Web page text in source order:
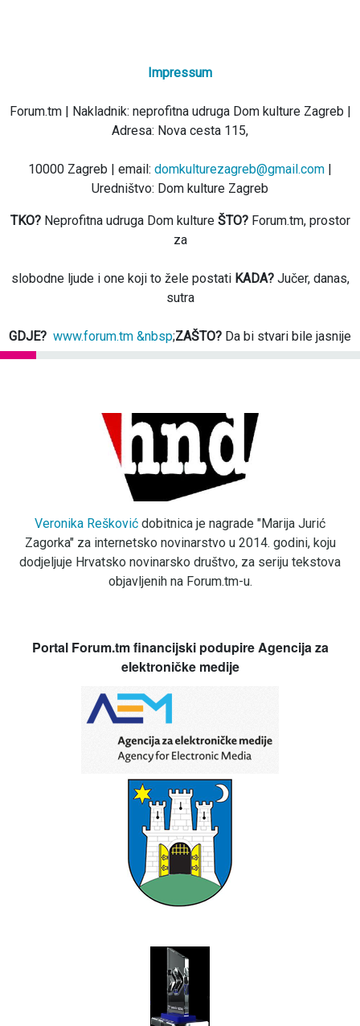
Impressum
Forum.tm | Nakladnik: neprofitna udruga Dom kulture Zagreb |
Adresa: Nova cesta 115,
10000 Zagreb | email: domkulturezagreb@gmail.com |
Uredništvo: Dom kulture Zagreb
TKO?Neprofitna udruga Dom kulture ŠTO?Forum.tm, prostor
za
slobodne ljude i one koji to žele postati KADA?Jučer, danas,
sutra
GDJE? www.forum.tm &nbsp;ZAŠTO? Da bi stvari bile jasnije
Veronika Rešković dobitnica je nagrade "Marija Jurić
Zagorka" za internetsko novinarstvo u 2014. godini, koju
dodjeljuje Hrvatsko novinarsko društvo, za seriju tekstova
objavljenih na Forum.tm-u.
Portal Forum.tm financijski podupire Agencija za
elektroničke medije